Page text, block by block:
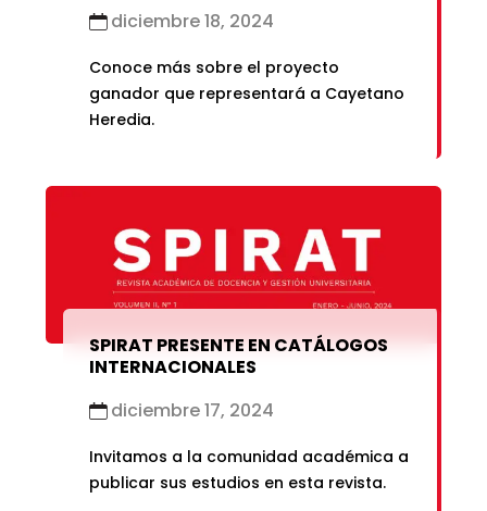
diciembre 18, 2024
Conoce más sobre el proyecto
ganador que representará a Cayetano
Heredia.
SPIRAT PRESENTE EN CATÁLOGOS
INTERNACIONALES
diciembre 17, 2024
Invitamos a la comunidad académica a
publicar sus estudios en esta revista.